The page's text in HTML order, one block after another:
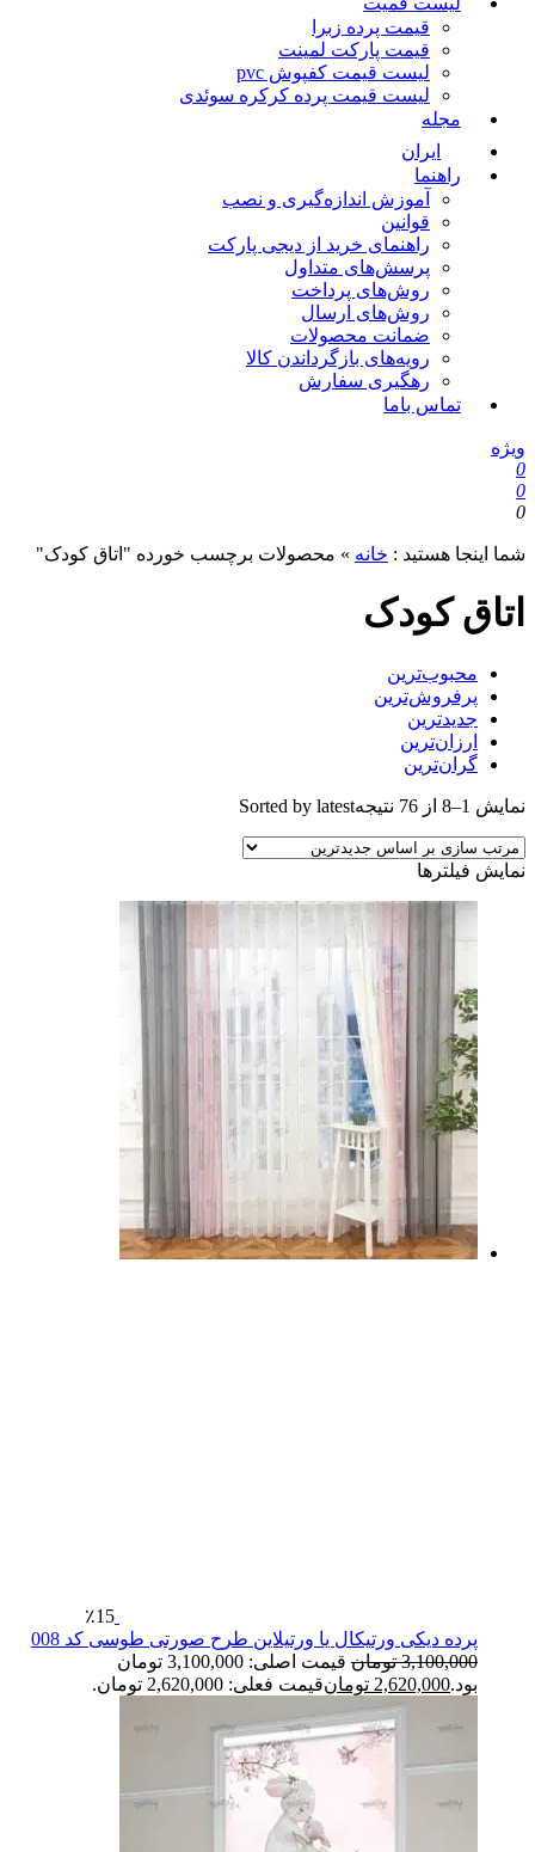
قیمت پرده زبرا
قیمت پارکت لمینت
لیست قیمت کفپوش pvc
لیست قیمت پرده کرکره سوئدی
مجله
ایران
راهنما
آموزش اندازه‌گیری و نصب
قوانین
راهنمای خرید از دیجی پارکت
پرسش‌های متداول
روش‌های پرداخت
روش‌های ارسال
ضمانت محصولات
رویه‌های بازگرداندن کالا
رهگیری سفارش
تماس باما
ویژه
0
0
0
شما اینجا هستید : خانه » محصولات برچسب خورده "اتاق کودک"
اتاق کودک
محبوب‌ترین
پرفروش‌ترین
جدیدترین
ارزان‌ترین
گران‌ترین
نمایش 1–8 از 76 نتیجه Sorted by latest
نمایش فیلترها
٪15
پرده دیکی ورتیکال یا ورتیلاین طرح صورتی طوسی کد 008
3,100,000 تومان
قیمت اصلی: 3,100,000 تومان
بود.2,620,000 تومانقیمت فعلی: 2,620,000 تومان.